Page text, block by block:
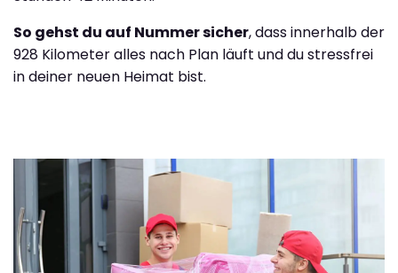
So gehst du auf Nummer sicher, dass innerhalb der
928 Kilometer alles nach Plan läuft und du stressfrei
in deiner neuen Heimat bist.